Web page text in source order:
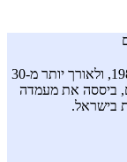
ק.מ. דנאור סוכנות לביטוח בע"מ הוקמה בשנת 1987, ולאורך יותר מ-30
ביססה את מעמדה
בישראל.